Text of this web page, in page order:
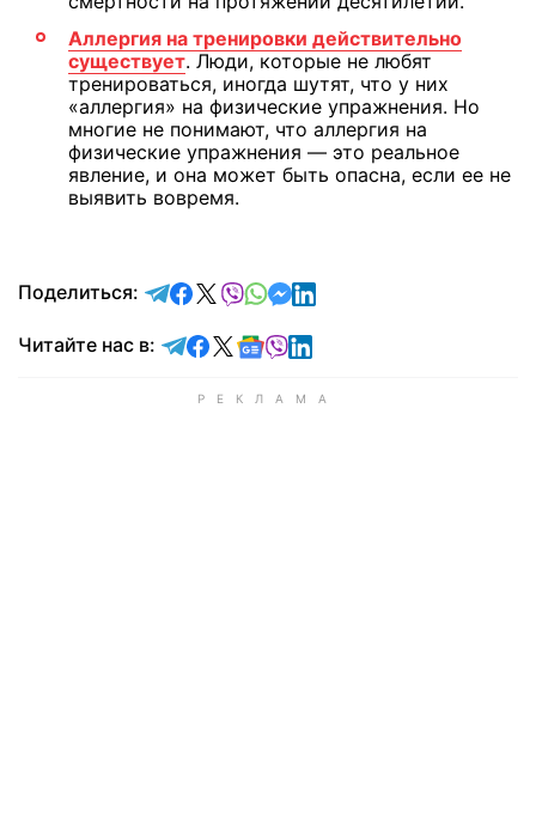
Аллергия на тренировки действительно
существует. Люди, которые не любят
тренироваться, иногда шутят, что у них
«аллергия» на физические упражнения. Но
многие не понимают, что аллергия на
физические упражнения — это реальное
явление, и она может быть опасна, если ее не
выявить вовремя.
Поделиться: отправить в Telegram
поделиться в Facebook
поделиться в X
отправить в Viber
отправить в Whatsapp
отправить в Messenger
отправить в LinkedIn
Читайте нас в: Читайте в Telegram
Читайте в Facebook
Читайте в X
Читайте в Google news
Читайте в Viber
Читайте в LinkedIn